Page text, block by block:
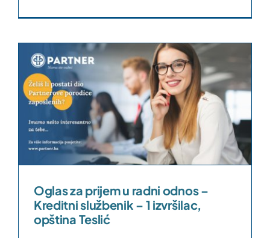
Oglas za prijem u radni odnos –
Kreditni službenik – 1 izvršilac,
opština Teslić